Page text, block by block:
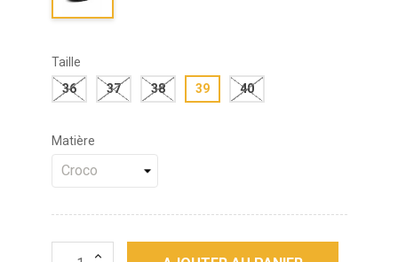
Taille
36
37 38 39 40
Matière